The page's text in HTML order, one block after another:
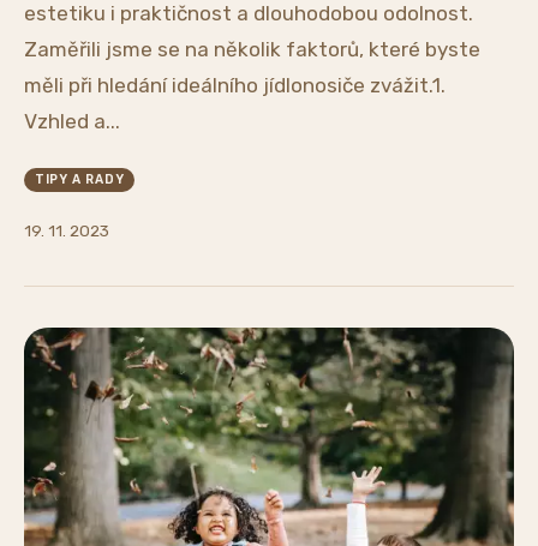
estetiku i praktičnost a dlouhodobou odolnost.
Zaměřili jsme se na několik faktorů, které byste
měli při hledání ideálního jídlonosiče zvážit.1.
Vzhled a...
TIPY A RADY
19. 11. 2023